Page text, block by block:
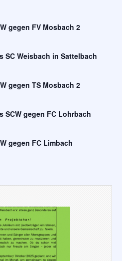
gegen FV Mosbach 2
SC Weisbach in Sattelbach
gegen TS Mosbach 2
SCW gegen FC Lohrbach
gegen FC Limbach